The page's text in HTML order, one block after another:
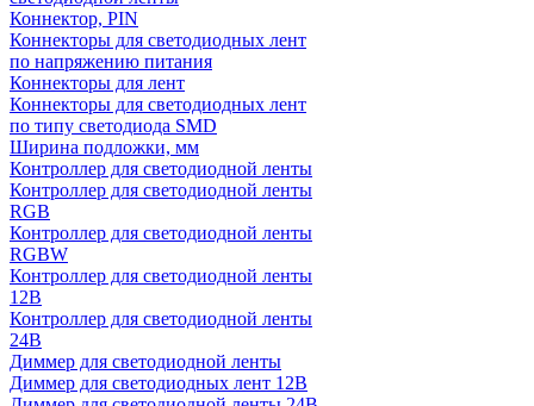
Коннектор, PIN
Коннекторы для светодиодных лент
по напряжению питания
Коннекторы для лент
Коннекторы для светодиодных лент
по типу светодиода SMD
Ширина подложки, мм
Контроллер для светодиодной ленты
Контроллер для светодиодной ленты
RGB
Контроллер для светодиодной ленты
RGBW
Контроллер для светодиодной ленты
12В
Контроллер для светодиодной ленты
24В
Диммер для светодиодной ленты
Диммер для светодиодных лент 12В